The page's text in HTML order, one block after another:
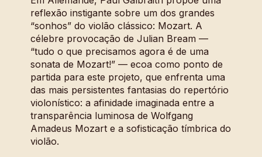
reflexão instigante sobre um dos grandes
“sonhos” do violão clássico: Mozart. A
célebre provocação de Julian Bream —
“tudo o que precisamos agora é de uma
sonata de Mozart!” — ecoa como ponto de
partida para este projeto, que enfrenta uma
das mais persistentes fantasias do repertório
violonístico: a afinidade imaginada entre a
transparência luminosa de Wolfgang
Amadeus Mozart e a sofisticação tímbrica do
violão.